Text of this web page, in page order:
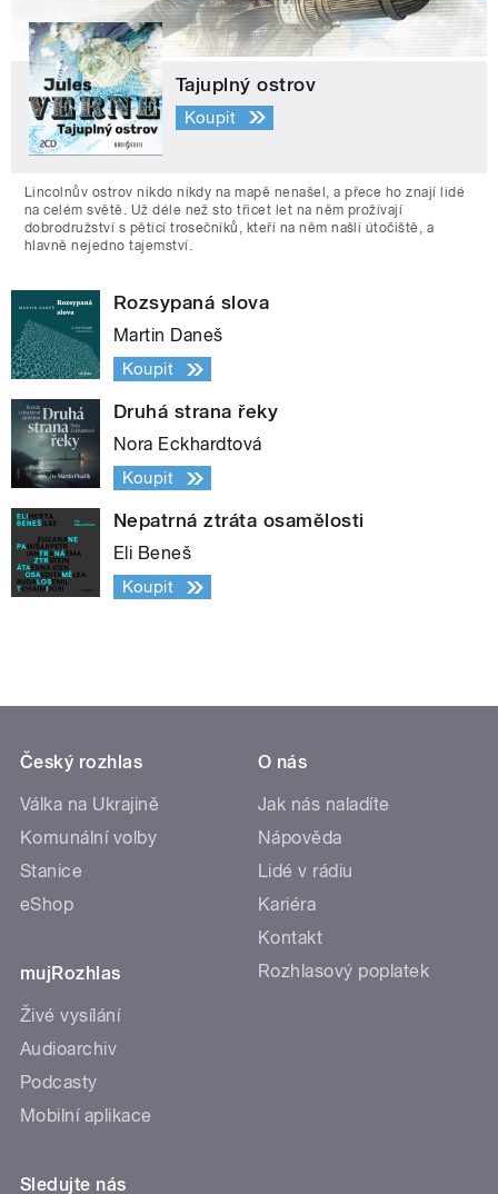
Tajuplný ostrov
Koupit
Lincolnův ostrov nikdo nikdy na mapě nenašel, a přece ho znají lidé
na celém světě. Už déle než sto třicet let na něm prožívají
dobrodružství s pěticí trosečníků, kteří na něm našli útočiště, a
hlavně nejedno tajemství.
Rozsypaná slova
Martin Daneš
Koupit
Druhá strana řeky
Nora Eckhardtová
Koupit
Nepatrná ztráta osamělosti
Eli Beneš
Koupit
Český rozhlas
Válka na Ukrajině
Komunální volby
Stanice
eShop
mujRozhlas
Živé vysílání
Audioarchiv
Podcasty
Mobilní aplikace
O nás
Jak nás naladíte
Nápověda
Lidé v rádiu
Kariéra
Kontakt
Rozhlasový poplatek
Sledujte nás